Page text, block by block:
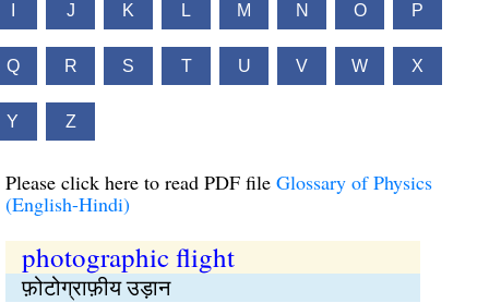
J K L M N O P
Q R S T U V W X
Y Z
Please click here to read PDF file Glossary of Physics
(English-Hindi)
photographic flight
फ़ोटोग्राफ़ीय उड़ान